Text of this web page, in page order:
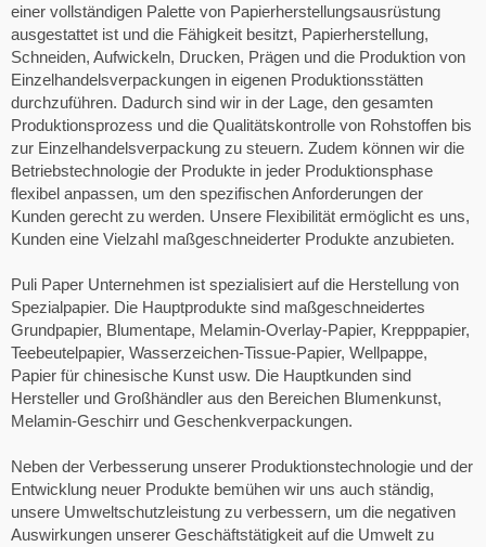
einer vollständigen Palette von Papierherstellungsausrüstung
ausgestattet ist und die Fähigkeit besitzt, Papierherstellung,
Schneiden, Aufwickeln, Drucken, Prägen und die Produktion von
Einzelhandelsverpackungen in eigenen Produktionsstätten
durchzuführen. Dadurch sind wir in der Lage, den gesamten
Produktionsprozess und die Qualitätskontrolle von Rohstoffen bis
zur Einzelhandelsverpackung zu steuern. Zudem können wir die
Betriebstechnologie der Produkte in jeder Produktionsphase
flexibel anpassen, um den spezifischen Anforderungen der
Kunden gerecht zu werden. Unsere Flexibilität ermöglicht es uns,
Kunden eine Vielzahl maßgeschneiderter Produkte anzubieten.
Puli Paper Unternehmen ist spezialisiert auf die Herstellung von
Spezialpapier. Die Hauptprodukte sind maßgeschneidertes
Grundpapier, Blumentape, Melamin-Overlay-Papier, Krepppapier,
Teebeutelpapier, Wasserzeichen-Tissue-Papier, Wellpappe,
Papier für chinesische Kunst usw. Die Hauptkunden sind
Hersteller und Großhändler aus den Bereichen Blumenkunst,
Melamin-Geschirr und Geschenkverpackungen.
Neben der Verbesserung unserer Produktionstechnologie und der
Entwicklung neuer Produkte bemühen wir uns auch ständig,
unsere Umweltschutzleistung zu verbessern, um die negativen
Auswirkungen unserer Geschäftstätigkeit auf die Umwelt zu